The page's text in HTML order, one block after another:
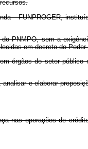
- FUNPROGER,
PNMPO, sem a
em decreto do
órgãos do setor
e elaborar
nas operações de